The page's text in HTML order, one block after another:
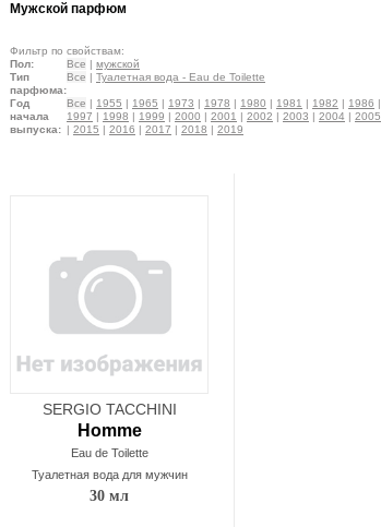
Мужской парфюм
Фильтр по свойствам:
Пол:
Все | мужской
Тип
парфюма:
Все | Туалетная вода - Eau de Toilette
Год
начала
выпуска:
Все | 1955 | 1965 | 1973 | 1978 | 1980 | 1981 | 1982 | 1986 |
1997 | 1998 | 1999 | 2000 | 2001 | 2002 | 2003 | 2004 | 2005
| 2015 | 2016 | 2017 | 2018 | 2019
SERGIO TACCHINI
Homme
Eau de Toilette
Туалетная вода для мужчин
30 мл